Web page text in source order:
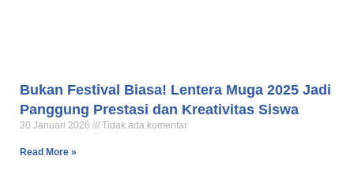
Bukan Festival Biasa! Lentera Muga 2025 Jadi
Panggung Prestasi dan Kreativitas Siswa
30 Januari 2026 Tidak ada komentar
Read More »